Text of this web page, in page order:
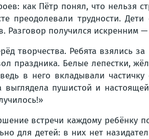
как Пётр понял, что нельзя
преодолевали трудности.
Разговор получился искренним
творчества. Ребята взялись
праздника. Белые лепестки,
в него вкладывали
пушистой и
встречи каждому ребёнку
для детей: в них нет